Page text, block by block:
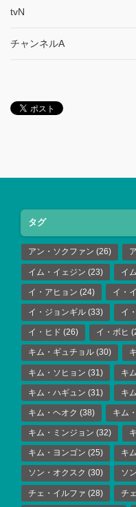
tvN
チャンネルA
タグ
アン・ソクファン (26)
イム・イェジン (23) イ
イ・アヒョン (24) イ・
イ・ジョンギル (33) イ
イ・ヒド (26) イ・ボヒ
キム・ギュチョル (30)
キム・ソヒョン (31) キ
キム・ハギュン (31) キ
キム・ヘオク (38) キム
キム・ミンジョン (32)
キム・ヨンゴン (25) キ
ソン・オクスク (30) ソ
チェ・イルファ (28) チ